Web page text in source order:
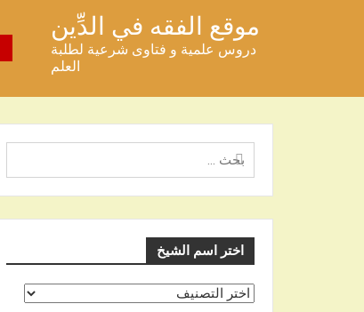
موقع الفقه في الدِّين
دروس علمية و فتاوى شرعية لطلبة
العلم
البحث
عن
اختر اسم الشيخ
اختر